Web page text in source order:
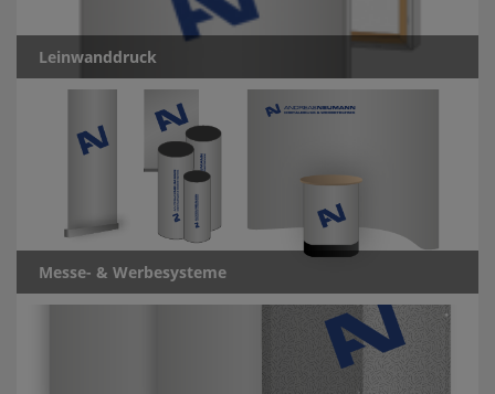
Messe- & Werbesysteme
Leinwanddruck